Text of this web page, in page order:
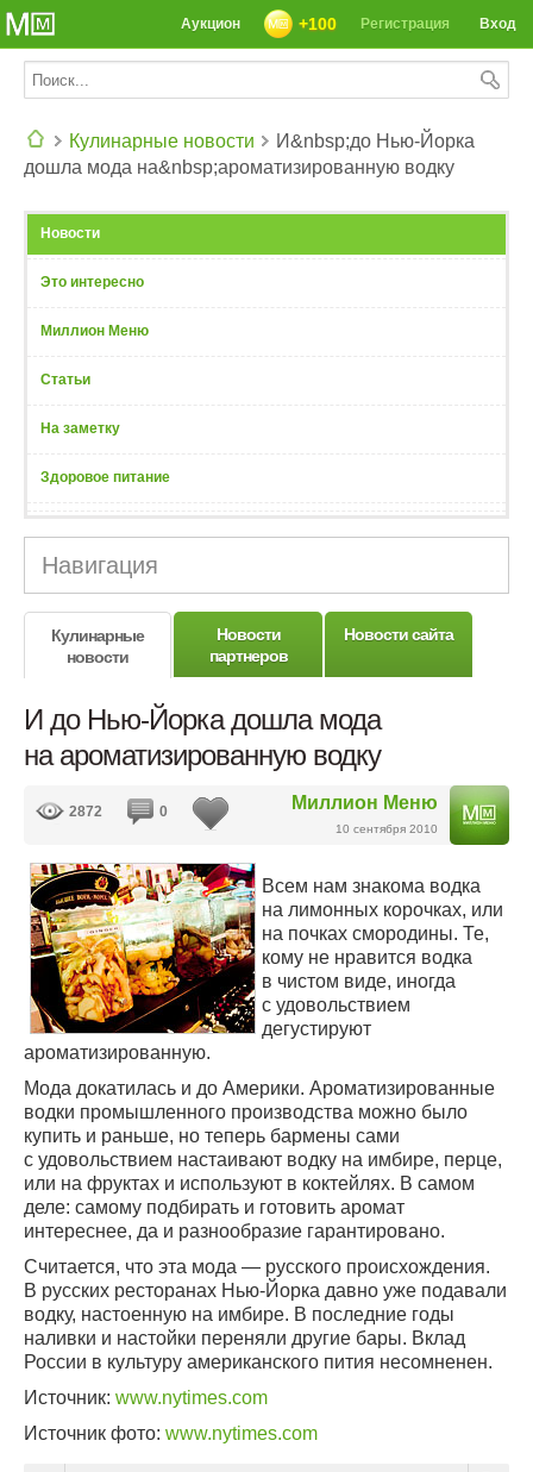
Вход
Регистрация
+100
Аукцион
Кулинарные новости
И&nbsp;до Нью-Йорка
дошла мода на&nbsp;ароматизированную водку
Новости
Это интересно
Миллион Меню
Статьи
На заметку
Здоровое питание
Навигация
Кулинарные
новости
Новости
партнеров
Новости сайта
И до Нью-Йорка дошла мода
на ароматизированную водку
Миллион Меню
10 сентября 2010
2872 0
Всем нам знакома водка
на лимонных корочках, или
на почках смородины. Те,
кому не нравится водка
в чистом виде, иногда
с удовольствием
дегустируют
ароматизированную.
Мода докатилась и до Америки. Ароматизированные
водки промышленного производства можно было
купить и раньше, но теперь бармены сами
с удовольствием настаивают водку на имбире, перце,
или на фруктах и используют в коктейлях. В самом
деле: самому подбирать и готовить аромат
интереснее, да и разнообразие гарантировано.
Считается, что эта мода — русского происхождения.
В русских ресторанах Нью-Йорка давно уже подавали
водку, настоенную на имбире. В последние годы
наливки и настойки переняли другие бары. Вклад
России в культуру американского пития несомненен.
Источник: www.nytimes.com
Источник фото: www.nytimes.com